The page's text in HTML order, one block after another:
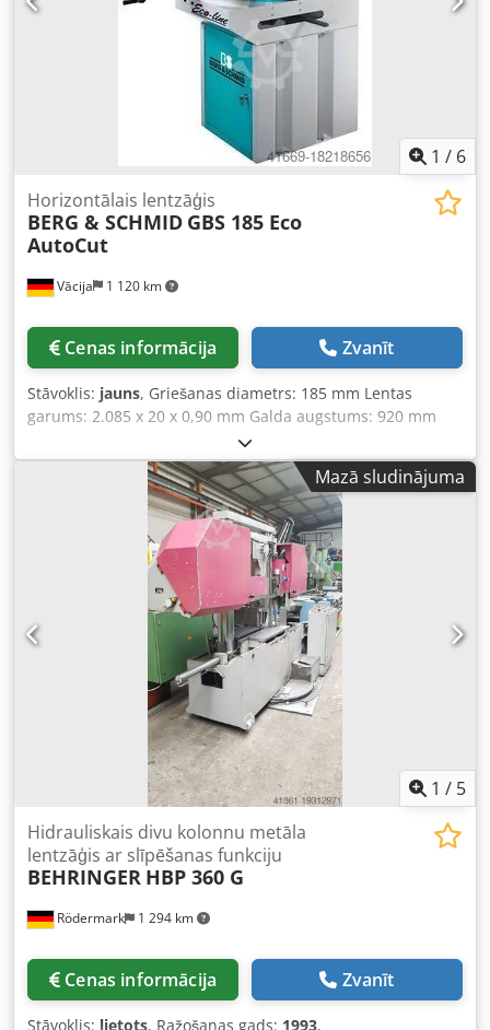
1 / 6
Vācija 1 120 km
Horizontālais lentzāģis
BERG & SCHMID GBS 185 Eco
AutoCut
Cenas informācija Zvanīt
Stāvoklis: jauns, Griešanas diametrs: 185 mm Lentas
garums: 2.085 x 20 x 0,90 mm Galda augstums: 920 mm
Lentas ātrums: 35 + 70 m/min Pievades spriegums: 400 V
Kopējais enerģijas patēriņš: 0,8 kW Dsdpfx Asvn Uzaspvjck
Iekārtas svars: apm. 200 kg Berg & Schmid - Metāla
lentzāģis GBS 185 Eco AutoCut Ļoti ātra un stabila
zāģēšana, pateicoties uzlabotai piedziņas tehnoloģijai -
Slīpgriezumi līdz 60° pa kreisi - Piemērots sausai un slapjai
griešanai - Dzesēšanas šķidruma sistēma - Mašīnas
Mazā sludinājuma
1 / 5
Rödermark 1 294 km
Hidrauliskais divu kolonnu metāla
lentzāģis ar slīpēšanas funkciju
BEHRINGER HBP 360 G
Cenas informācija Zvanīt
Stāvoklis: lietots, Ražošanas gads: 1993,